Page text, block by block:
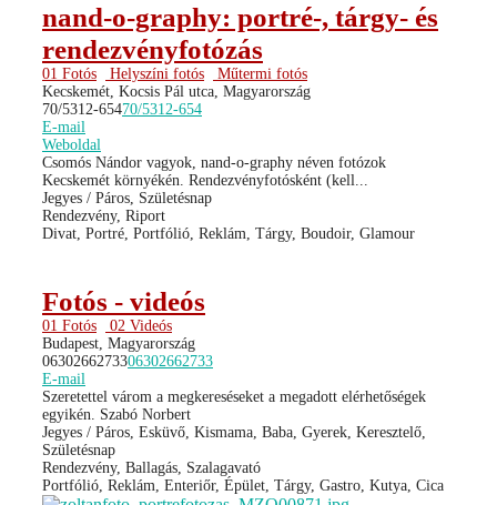
nand-o-graphy: portré-, tárgy- és
rendezvényfotózás
01 Fotós Helyszíni fotós
Műtermi fotós
Kecskemét, Kocsis Pál utca, Magyarország
70/5312-65470/5312-654
E-mail
Weboldal
Csomós Nándor vagyok, nand-o-graphy néven fotózok
Kecskemét környékén. Rendezvényfotósként (kell...
Jegyes / Páros, Születésnap
Rendezvény, Riport
Divat, Portré, Portfólió, Reklám, Tárgy, Boudoir, Glamour
Fotós - videós
01 Fotós
02 Videós
Budapest, Magyarország
0630266273306302662733
E-mail
Szeretettel várom a megkereséseket a megadott elérhetőségek
egyikén. Szabó Norbert
Jegyes / Páros, Esküvő, Kismama, Baba, Gyerek, Keresztelő,
Születésnap
Rendezvény, Ballagás, Szalagavató
Portfólió, Reklám, Enteriőr, Épület, Tárgy, Gastro, Kutya, Cica